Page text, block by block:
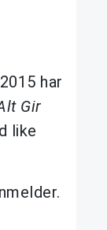
har
Gir
like